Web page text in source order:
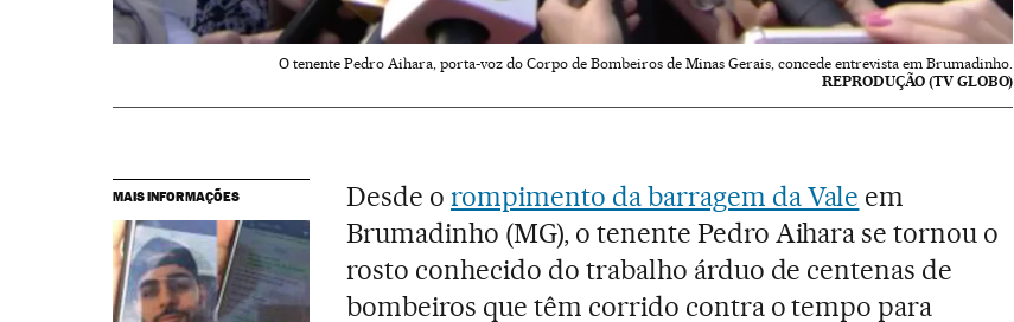
O tenente Pedro Aihara, porta-voz do Corpo de Bombeiros de Minas Gerais, concede entrevista em Brumadinho.
REPRODUÇÃO (TV GLOBO)
MAIS INFORMAÇÕES Desde orompimento da barragem da Vale em
Brumadinho (MG), o tenente Pedro Aihara se tornou o
rosto conhecido do trabalho árduo de centenas de
bombeiros que têm corrido contra o tempo para